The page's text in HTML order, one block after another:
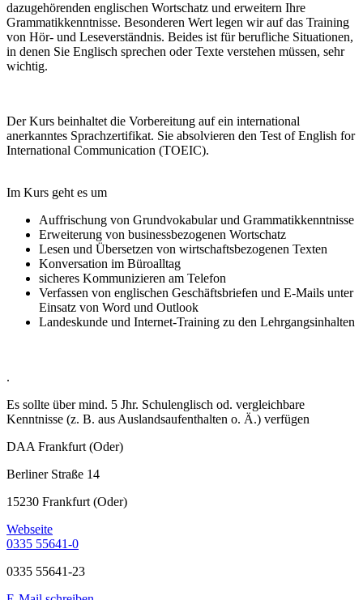
dazugehörenden englischen Wortschatz und erweitern Ihre
Grammatikkenntnisse. Besonderen Wert legen wir auf das Training
von Hör- und Leseverständnis. Beides ist für berufliche Situationen,
in denen Sie Englisch sprechen oder Texte verstehen müssen, sehr
wichtig.
Der Kurs beinhaltet die Vorbereitung auf ein international
anerkanntes Sprachzertifikat. Sie absolvieren den Test of English for
International Communication (TOEIC).
Im Kurs geht es um
Auffrischung von Grundvokabular und Grammatikkenntnisse
Erweiterung von businessbezogenen Wortschatz
Lesen und Übersetzen von wirtschaftsbezogenen Texten
Konversation im Büroalltag
sicheres Kommunizieren am Telefon
Verfassen von englischen Geschäftsbriefen und E-Mails unter
Einsatz von Word und Outlook
Landeskunde und Internet-Training zu den Lehrgangsinhalten
.
Es sollte über mind. 5 Jhr. Schulenglisch od. vergleichbare
Kenntnisse (z. B. aus Auslandsaufenthalten o. Ä.) verfügen
DAA Frankfurt (Oder)
Berliner Straße 14
15230 Frankfurt (Oder)
Webseite
0335 55641-0
0335 55641-23